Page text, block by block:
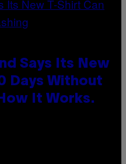
Says Its New
Days Without
It Works.